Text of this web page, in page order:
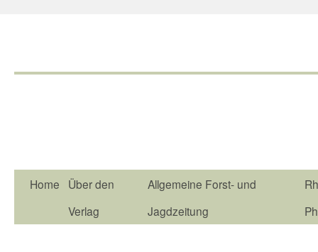
Home
Über den
Verlag
Allgemeine Forst- und
Jagdzeitung